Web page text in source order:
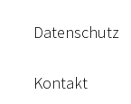
Datenschutz
Kontakt